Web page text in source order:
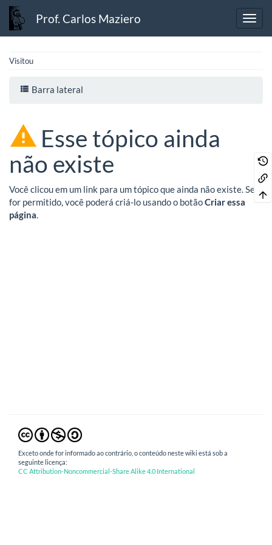
Prof. Carlos Maziero
Visitou
Barra lateral
Esse tópico ainda
não existe
Você clicou em um link para um tópico que ainda não existe. Se
for permitido, você poderá criá-lo usando o botãoCriar essa
página
Exceto onde for informado ao contrário, o conteúdo neste wiki está sob a
seguinte licença:
CC Attribution-Noncommercial-Share Alike 4.0 International